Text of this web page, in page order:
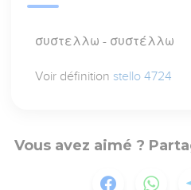
συστελλω - συστέλλω
Voir définition stello 4724
Vous avez aimé ?